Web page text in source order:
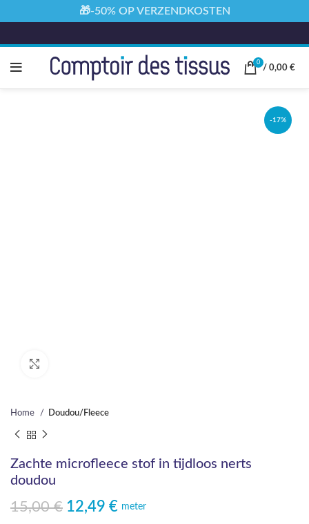
0
/ 0,00 €
-17%
Home Doudou/Fleece
Zachte microfleece stof in tijdloos nerts
doudou
15,00€
Oorspronkelijke prijs was: 15,00 €.
12,49 €
Huidige prijs is: 12,49 €. meter
🎁-50% OP VERZENDKOSTEN